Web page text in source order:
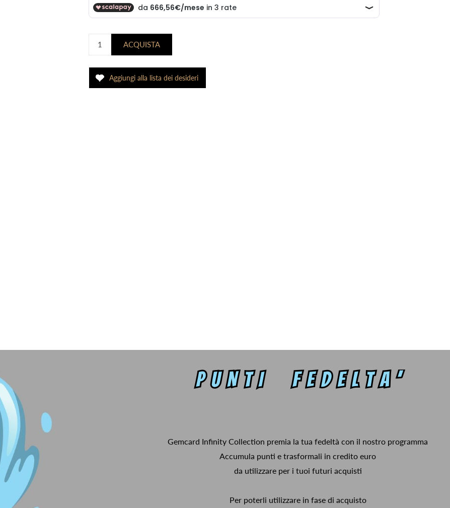
Gemcard Infinity Collection premia la tua fedeltà con il nostro programma
Accumula punti e trasformali in credito euro
da utilizzare per i tuoi futuri acquisti
Per poterli utilizzare in fase di acquisto